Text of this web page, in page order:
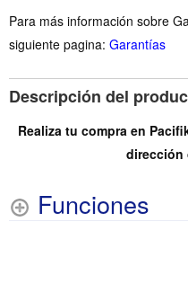
Para más información sobre
siguiente pagina: Garantías
Descripción del
Realiza tu compra en
dirección
Funciones